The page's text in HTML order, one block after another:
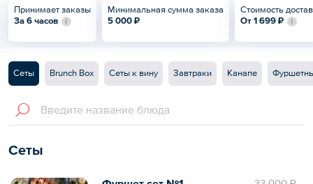
Принимает заказы
За 6 часов
Минимальная сумма заказа
5 000 ₽
Стоимость
От 1 699 ₽
Сеты Brunch Box Сеты к вину Завтраки Канапе
Сеты